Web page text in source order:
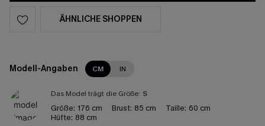
ÄHNLICHE SHOPPEN
Modell-Angaben CM IN
Das Model trägt die Größe: S
Größe: 176 cm Brust: 85 cm Taille: 60 cm
Hüfte: 88 cm